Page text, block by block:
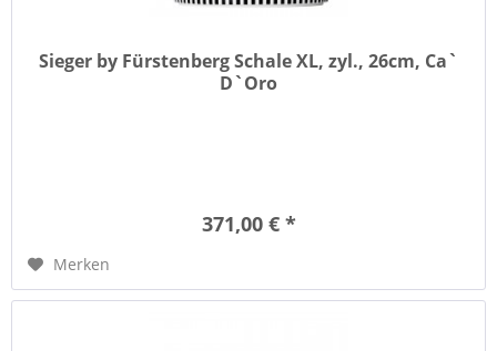
Sieger by Fürstenberg Schale XL, zyl., 26cm, Ca`
D`Oro
371,00 € *
Merken